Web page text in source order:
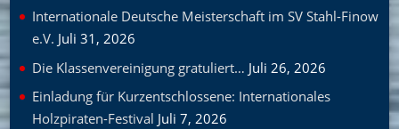
Internationale Deutsche Meisterschaft im SV Stahl-Finow
e.V. Juli 31, 2026
Die Klassenvereinigung gratuliert… Juli 26, 2026
Einladung für Kurzentschlossene: Internationales
Holzpiraten-Festival Juli 7, 2026